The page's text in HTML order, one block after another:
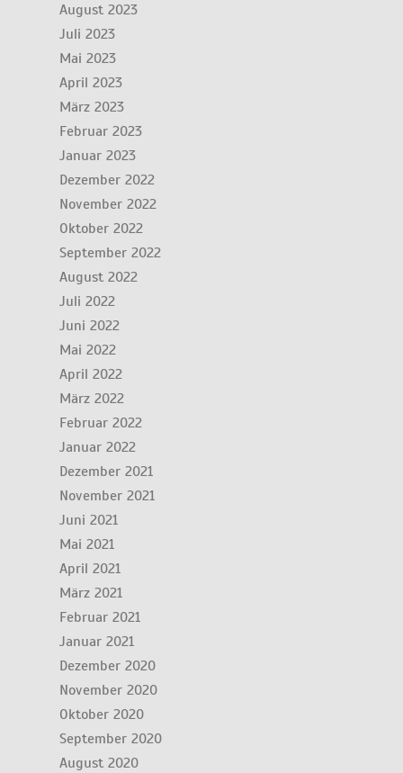
August 2023
Juli 2023
Mai 2023
April 2023
März 2023
Februar 2023
Januar 2023
Dezember 2022
November 2022
Oktober 2022
September 2022
August 2022
Juli 2022
Juni 2022
Mai 2022
April 2022
März 2022
Februar 2022
Januar 2022
Dezember 2021
November 2021
Juni 2021
Mai 2021
April 2021
März 2021
Februar 2021
Januar 2021
Dezember 2020
November 2020
Oktober 2020
September 2020
August 2020